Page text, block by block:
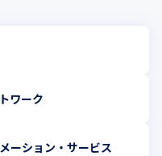
ワーク
ーション・サービス